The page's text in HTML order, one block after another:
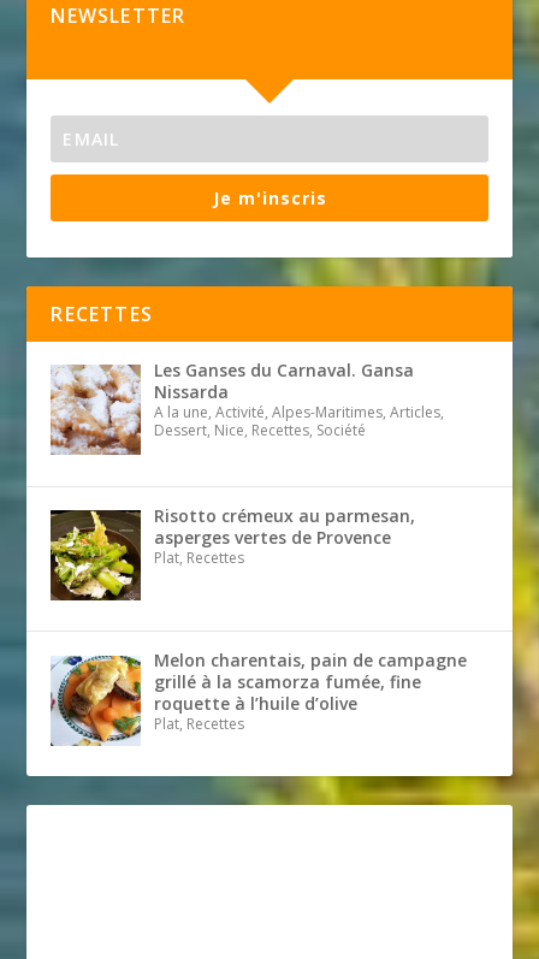
NEWSLETTER
Je m'inscris
RECETTES
Les Ganses du Carnaval. Gansa
Nissarda
A la une, Activité, Alpes-Maritimes, Articles,
Dessert, Nice, Recettes, Société
Risotto crémeux au parmesan,
asperges vertes de Provence
Plat, Recettes
Melon charentais, pain de campagne
grillé à la scamorza fumée, fine
roquette à l’huile d’olive
Plat, Recettes